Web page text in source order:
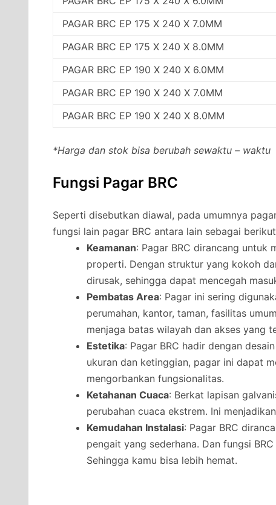
PAGAR BRC EP 175 X 240 X 7.0MM
PAGAR BRC EP 175 X 240 X 8.0MM
PAGAR BRC EP 190 X 240 X 6.0MM
PAGAR BRC EP 190 X 240 X 7.0MM
PAGAR BRC EP 190 X 240 X 8.0MM
*Harga dan stok bisa berubah sewaktu – waktu
Fungsi Pagar BRC
Seperti disebutkan diawal, pada umumnya
fungsi lain pagar BRC antara lain sebagai
Keamanan: Pagar BRC dirancang untuk
properti. Dengan struktur yang kokoh
dirusak, sehingga dapat mencegah
Pembatas Area: Pagar ini sering
perumahan, kantor, taman, fasilitas
menjaga batas wilayah dan akses yang
Estetika: Pagar BRC hadir dengan
ukuran dan ketinggian, pagar ini dapat
mengorbankan fungsionalitas.
Ketahanan Cuaca: Berkat lapisan
perubahan cuaca ekstrem. Ini
Kemudahan Instalasi: Pagar BRC
pengait yang sederhana. Dan fungsi
Sehingga kamu bisa lebih hemat.